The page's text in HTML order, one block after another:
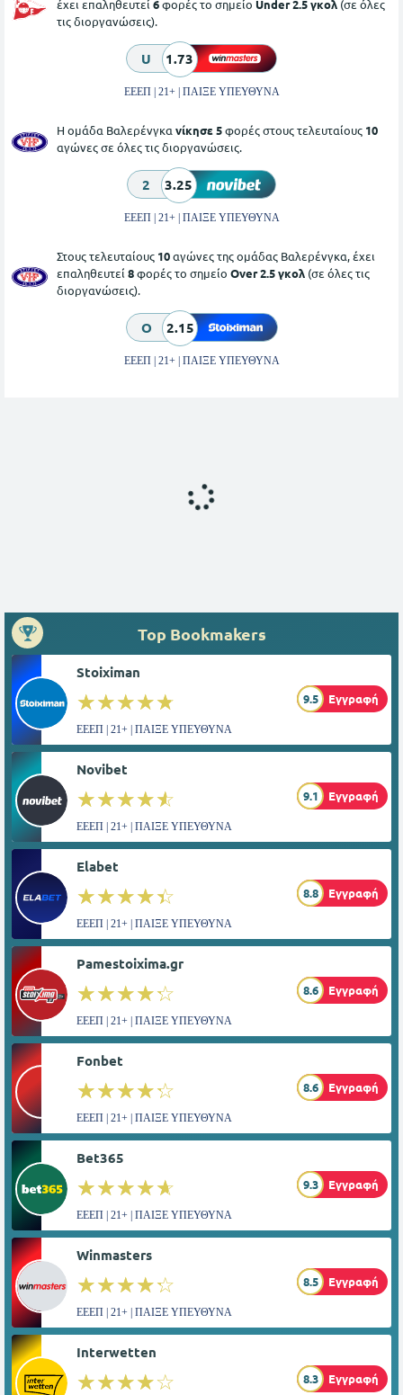
έχει επαληθευτεί 6φορές το σημείο Under 2.5 γκολ (σε όλες
τις διοργανώσεις).
U 1.73
ΕΕΕΠ | 21+ | ΠΑΙΞΕ ΥΠΕΥΘΥΝΑ
Η ομάδα Βαλερένγκα νίκησε 5φορές στους τελευταίους 10
αγώνες σε όλες τις διοργανώσεις.
2 3.25
ΕΕΕΠ | 21+ | ΠΑΙΞΕ ΥΠΕΥΘΥΝΑ
Στους τελευταίους 10αγώνες της ομάδας Βαλερένγκα, έχει
επαληθευτεί 8φορές το σημείο Over 2.5 γκολ (σε όλες τις
διοργανώσεις).
O 2.15
ΕΕΕΠ | 21+ | ΠΑΙΞΕ ΥΠΕΥΘΥΝΑ
Top Bookmakers
Stoiximan
☆☆☆☆☆
★★★★★ 9.5 Εγγραφή
ΕΕΕΠ | 21+ | ΠΑΙΞΕ ΥΠΕΥΘΥΝΑ
Novibet
☆☆☆☆☆
★★★★★ 9.1 Εγγραφή
ΕΕΕΠ | 21+ | ΠΑΙΞΕ ΥΠΕΥΘΥΝΑ
Elabet
☆☆☆☆☆
★★★★★ 8.8 Εγγραφή
ΕΕΕΠ | 21+ | ΠΑΙΞΕ ΥΠΕΥΘΥΝΑ
Pamestoixima.gr
☆☆☆☆☆
★★★★★ 8.6 Εγγραφή
ΕΕΕΠ | 21+ | ΠΑΙΞΕ ΥΠΕΥΘΥΝΑ
Fonbet
☆☆☆☆☆
★★★★★ 8.6 Εγγραφή
ΕΕΕΠ | 21+ | ΠΑΙΞΕ ΥΠΕΥΘΥΝΑ
Bet365
☆☆☆☆☆
★★★★★ 9.3 Εγγραφή
ΕΕΕΠ | 21+ | ΠΑΙΞΕ ΥΠΕΥΘΥΝΑ
Winmasters
☆☆☆☆☆
★★★★★ 8.5 Εγγραφή
ΕΕΕΠ | 21+ | ΠΑΙΞΕ ΥΠΕΥΘΥΝΑ
Interwetten
☆☆☆☆☆
★★★★★ 8.3 Εγγραφή